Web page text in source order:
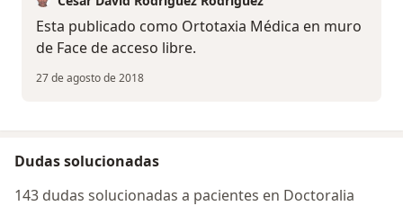
Esta publicado como Ortotaxia Médica en muro
de Face de acceso libre.
27 de agosto de 2018
Dudas solucionadas
143 dudas solucionadas a pacientes en Doctoralia